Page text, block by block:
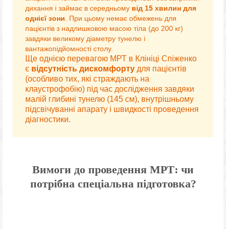
дихання і займає в середньому від 15 хвилин для
однієї зони . При цьому немає обмежень для
пацієнтів з надлишковою масою тіла (до 200 кг)
завдяки великому діаметру тунелю і
вантажопідйомності столу.
Ще однією перевагою МРТ в Клініці Спіженко
є відсутність дискомфорту для пацієнтів
(особливо тих, які страждають на
клаустрофобію) під час дослідження завдяки
малій глибині тунелю (145 см), внутрішньому
підсвічуванні апарату і швидкості проведення
діагностики.
Вимоги до проведення МРТ: чи
потрібна спеціальна підготовка?